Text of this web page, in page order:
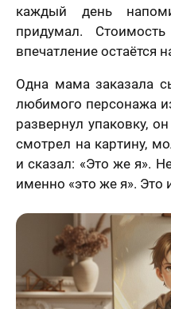
каждый день
придумал.
впечатление остаётся
Одна мама заказала
любимого персонажа
развернул упаковку,
смотрел на картину,
и сказал: «Это же я».
именно «это же я». Это